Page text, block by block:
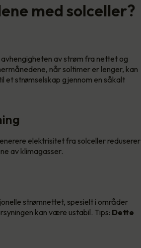
med solceller?
av strøm fra nettet og
når soltimer er lenger, kan
et strømselskap gjennom en såkalt
elektrisitet fra solceller reduserer
av klimagasser.
strømnettet, spesielt i områder
kan være ustabil. Tips: Dette